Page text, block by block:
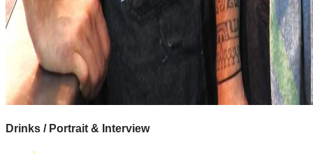
Drinks / Portrait & Interview